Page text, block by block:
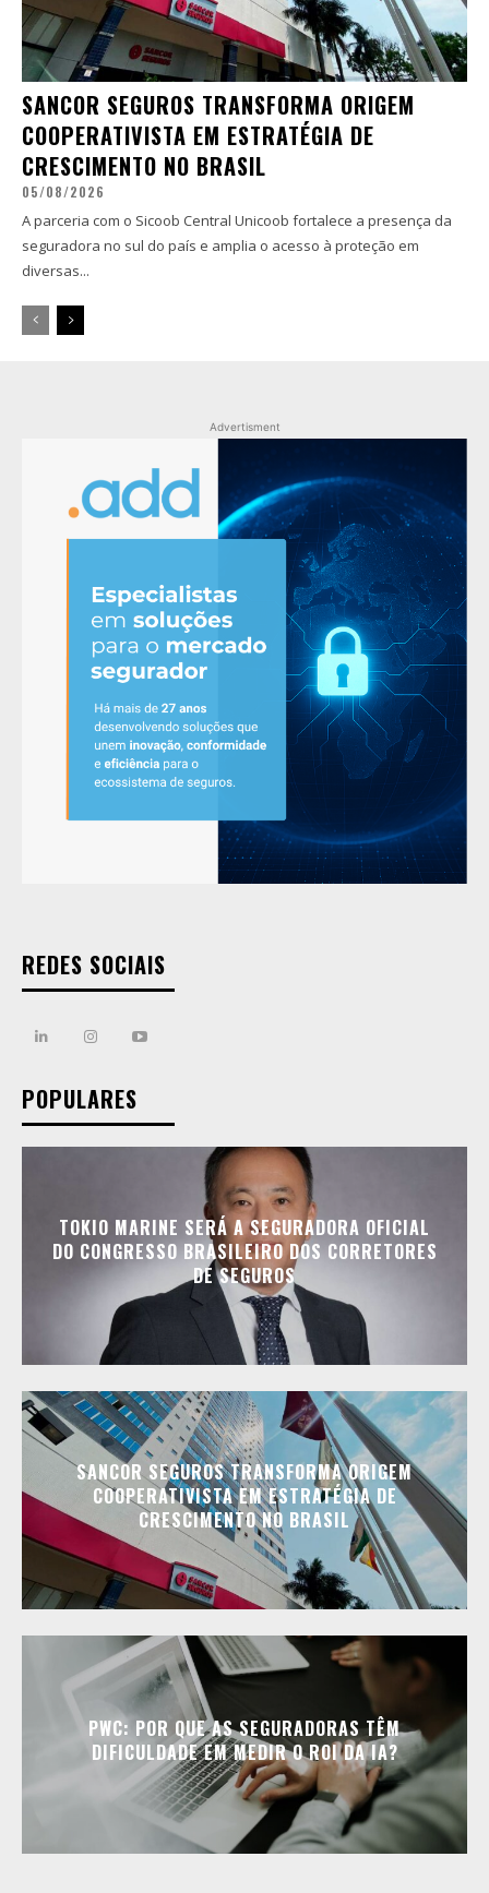
SANCOR SEGUROS TRANSFORMA ORIGEM
COOPERATIVISTA EM ESTRATÉGIA DE
CRESCIMENTO NO BRASIL
05/08/2026
A parceria com o Sicoob Central Unicoob fortalece a presença da
seguradora no sul do país e amplia o acesso à proteção em
diversas...
Advertisment
REDES SOCIAIS
POPULARES
TOKIO MARINE SERÁ A SEGURADORA OFICIAL
DO CONGRESSO BRASILEIRO DOS CORRETORES
DE SEGUROS
SANCOR SEGUROS TRANSFORMA ORIGEM
COOPERATIVISTA EM ESTRATÉGIA DE
CRESCIMENTO NO BRASIL
PWC: POR QUE AS SEGURADORAS TÊM
DIFICULDADE EM MEDIR O ROI DA IA?